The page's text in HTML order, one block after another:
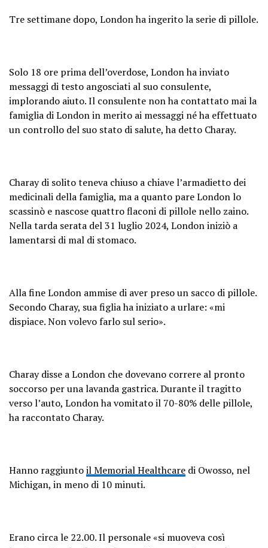
Tre settimane dopo, London ha ingerito la serie di pillole.
Solo 18 ore prima dell’overdose, London ha inviato
messaggi di testo angosciati al suo consulente,
implorando aiuto. Il consulente non ha contattato mai la
famiglia di London in merito ai messaggi né ha effettuato
un controllo del suo stato di salute, ha detto Charay.
Charay di solito teneva chiuso a chiave l’armadietto dei
medicinali della famiglia, ma a quanto pare London lo
scassinò e nascose quattro flaconi di pillole nello zaino.
Nella tarda serata del 31 luglio 2024, London iniziò a
lamentarsi di mal di stomaco.
Alla fine London ammise di aver preso un sacco di pillole.
Secondo Charay, sua figlia ha iniziato a urlare: «mi
dispiace. Non volevo farlo sul serio».
Charay disse a London che dovevano correre al pronto
soccorso per una lavanda gastrica. Durante il tragitto
verso l’auto, London ha vomitato il 70-80% delle pillole,
ha raccontato Charay.
Hanno raggiuntoil Memorial Healthcare di Owosso, nel
Michigan, in meno di 10 minuti.
Erano circa le 22.00. Il personale «si muoveva così